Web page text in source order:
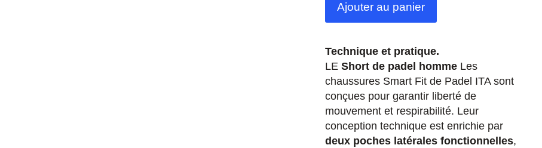
Ajouter au panier
Technique et pratique.
LE Short de padel hommeLes
chaussures Smart Fit de Padel ITA sont
conçues pour garantir liberté de
mouvement et respirabilité. Leur
conception technique est enrichie par
deux poches latérales fonctionnelles,